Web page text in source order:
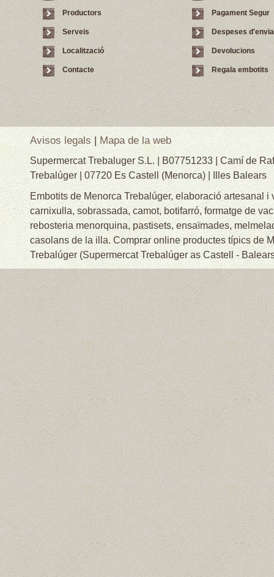
Productors
Serveis
Localització
Contacte
Pagament Segur
Despeses
Devolucions
Regala embotits
Avisos legals | Mapa de la web
Supermercat Trebaluger S.L. | B07751233 | Camí de
Trebalúger | 07720 Es Castell (Menorca) | Illes Balears
Embotits de Menorca Trebalúger, elaboració artesanal i
carnixulla, sobrassada, camot, botifarró, formatge de
rebosteria menorquina, pastisets, ensaïmades,
casolans de la illa. Comprar online productes típics de
Trebalúger (Supermercat Trebalúger as Castell -